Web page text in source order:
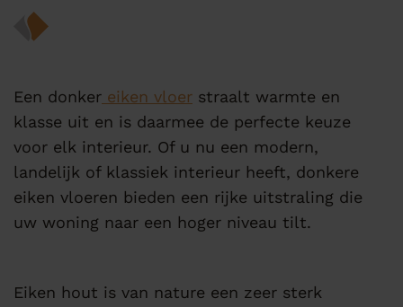
Een donker eiken vloer straalt warmte en
klasse uit en is daarmee de perfecte keuze
voor elk interieur. Of u nu een modern,
landelijk of klassiek interieur heeft, donkere
eiken vloeren bieden een rijke uitstraling die
uw woning naar een hoger niveau tilt.
Eiken hout is van nature een zeer sterk